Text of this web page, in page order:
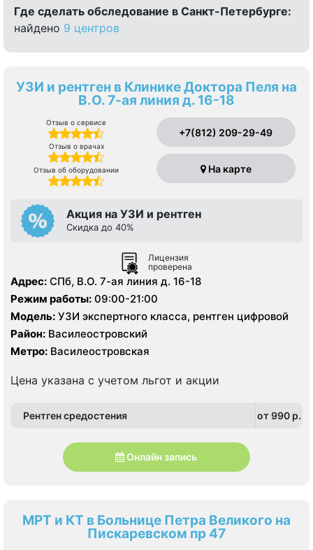
Где сделать обследование в Санкт-Петербурге:
найдено 9 центров
УЗИ и рентген в Клинике Доктора Пеля на
В.О. 7-ая линия д. 16-18
Отзыв о сервисе
Отзыв о врачах
Отзыв об оборудовании
+7(812) 209-29-49
На карте
Акция на УЗИ и рентген
Скидка до 40%
Лицензия
проверена
Адрес: СПб, В.О. 7-ая линия д. 16-18
Режим работы: 09:00-21:00
Модель: УЗИ экспертного класса, рентген цифровой
Район: Василеостровский
Метро: Василеостровская
Цена указана с учетом льгот и акции
Рентген средостения от 990 p.
Онлайн запись
МРТ и КТ в Больнице Петра Великого на
Пискаревском пр 47